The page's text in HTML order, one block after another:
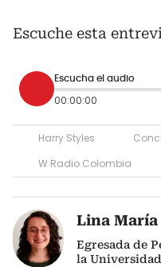
Escuche esta
Escucha el audio
00:00:00
Harry Styles
W Radio Colombia
Lina María
Egresada de
la